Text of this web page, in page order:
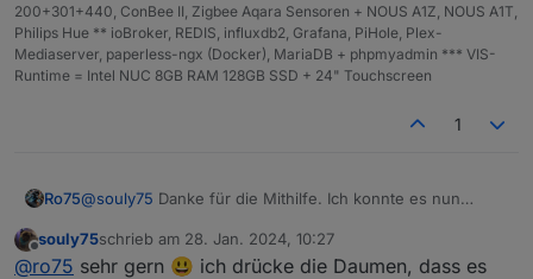
200+301+440, ConBee II, Zigbee Aqara Sensoren + NOUS A1Z, NOUS A1T,
Philips Hue ** ioBroker, REDIS, influxdb2, Grafana, PiHole, Plex-
Mediaserver, paperless-ngx (Docker), MariaDB + phpmyadmin *** VIS-
Runtime = Intel NUC 8GB RAM 128GB SSD + 24" Touchscreen
1
Ro75@souly75 Danke für die Mithilfe. Ich konnte es nun
Ursache ist wohl das Häkchen bei den "Connection
Settings". War der Meinung (warum auch immer), dass
Im Moment läuft die 2.5.10 auf dem Testsystem
reibungslos. Ich werde also nochmal den Versuch auf
Offline
souly75schrieb am 28. Jan. 2024, 10:27
zuletzt editiert von
@ro75 sehr gern 😃 ich drücke die Daumen, dass es